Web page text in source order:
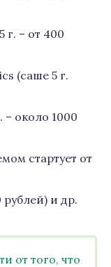
г. – от 400
(саше 5 г.
– около 1000
стартует от
рублей) и др.
от того, что